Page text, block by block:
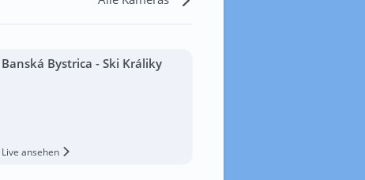
Banská Bystrica - Ski Králiky
Live ansehen